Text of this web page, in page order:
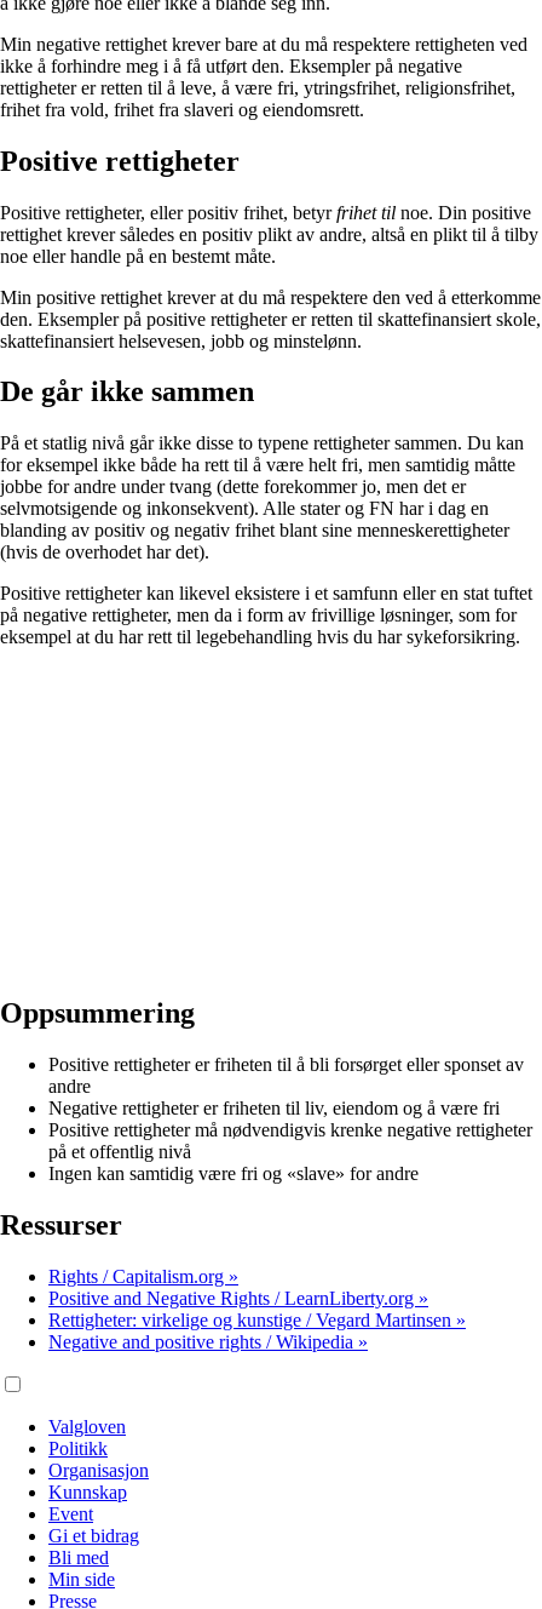
Min negative rettighet krever bare at du må respektere rettigheten ved
ikke å forhindre meg i å få utført den. Eksempler på negative
rettigheter er retten til å leve, å være fri, ytringsfrihet, religionsfrihet,
frihet fra vold, frihet fra slaveri og eiendomsrett.
Positive rettigheter
Positive rettigheter, eller positiv frihet, betyrfrihet til noe. Din positive
rettighet krever således en positiv plikt av andre, altså en plikt til å tilby
noe eller handle på en bestemt måte.
Min positive rettighet krever at du må respektere den ved å etterkomme
den. Eksempler på positive rettigheter er retten til skattefinansiert skole,
skattefinansiert helsevesen, jobb og minstelønn.
De går ikke sammen
På et statlig nivå går ikke disse to typene rettigheter sammen. Du kan
for eksempel ikke både ha rett til å være helt fri, men samtidig måtte
jobbe for andre under tvang (dette forekommer jo, men det er
selvmotsigende og inkonsekvent). Alle stater og FN har i dag en
blanding av positiv og negativ frihet blant sine menneskerettigheter
(hvis de overhodet har det).
Positive rettigheter kan likevel eksistere i et samfunn eller en stat tuftet
på negative rettigheter, men da i form av frivillige løsninger, som for
eksempel at du har rett til legebehandling hvis du har sykeforsikring.
Oppsummering
Positive rettigheter er friheten til å bli forsørget eller sponset av
andre
Negative rettigheter er friheten til liv, eiendom og å være fri
Positive rettigheter må nødvendigvis krenke negative rettigheter
på et offentlig nivå
Ingen kan samtidig være fri og «slave» for andre
Ressurser
Rights / Capitalism.org »
Positive and Negative Rights / LearnLiberty.org »
Rettigheter: virkelige og kunstige / Vegard Martinsen »
Negative and positive rights / Wikipedia »
Valgloven
Politikk
Organisasjon
Kunnskap
Event
Gi et bidrag
Bli med
Min side
Presse